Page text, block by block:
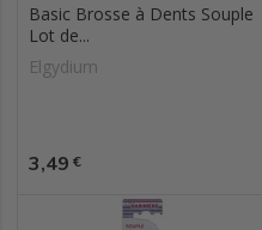
Basic Brosse à Dents Souple
Lot de...
Elgydium
Prix
3,49 €